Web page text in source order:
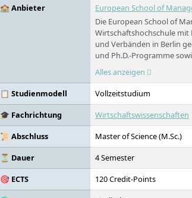
🏫 Anbieter European School of
Die European School of
Wirtschaftshochschule
und Verbänden in Berlin
und Ph.D.-Programme
und international
Staatsratsgebäude in
Alles anzeigen
📋 Studienmodell
Vollzeitstudium
🎓 Fachrichtung
Wirtschaftswissenschaften
📜 Abschluss
Master of Science (M.Sc.)
⏳ Dauer
4 Semester
🎯 ECTS
120 Credit-Points